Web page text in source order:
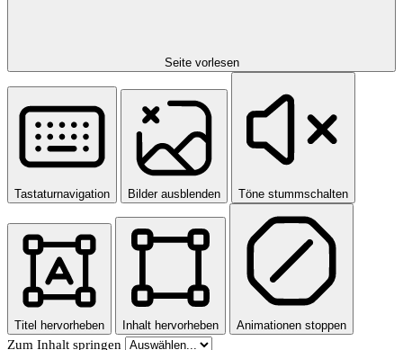
Seite vorlesen
Tastaturnavigation Bilder ausblenden Töne stummschalten
Titel hervorheben Inhalt hervorheben Animationen stoppen
Zum Inhalt springen